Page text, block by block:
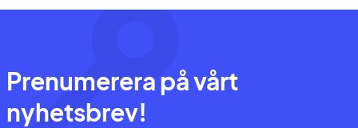
Prenumerera på vårt
nyhetsbrev!